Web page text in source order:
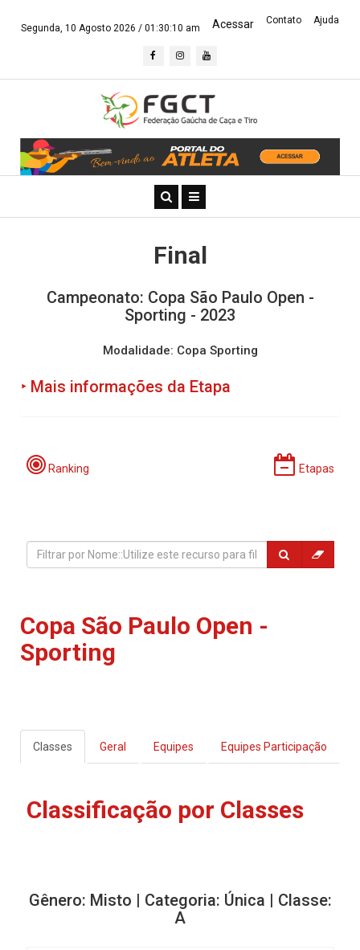
Segunda, 10 Agosto 2026 / 01:30:11 am Acessar Contato Ajuda
Final
Campeonato: Copa São Paulo Open -
Sporting - 2023
Modalidade: Copa Sporting
‣ Mais informações da Etapa
Período de Incrições:
Local:
Ranking Etapas
Copa São Paulo Open -
Sporting
Classes Geral Equipes Equipes Participação
Classificação por Classes
Gênero: Misto | Categoria: Única | Classe:
A